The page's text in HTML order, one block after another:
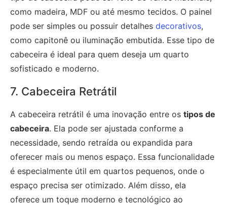
como madeira, MDF ou até mesmo tecidos. O painel
pode ser simples ou possuir detalhes decorativos,
como capitonê ou iluminação embutida. Esse tipo de
cabeceira é ideal para quem deseja um quarto
sofisticado e moderno.
7. Cabeceira Retrátil
A cabeceira retrátil é uma inovação entre os tipos de
cabeceira. Ela pode ser ajustada conforme a
necessidade, sendo retraída ou expandida para
oferecer mais ou menos espaço. Essa funcionalidade
é especialmente útil em quartos pequenos, onde o
espaço precisa ser otimizado. Além disso, ela
oferece um toque moderno e tecnológico ao